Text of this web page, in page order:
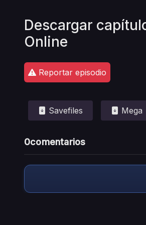
Descargar
Online
Reportar episodio
Savefiles Mega
0comentarios